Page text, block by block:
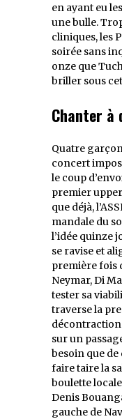
en ayant eu
une bulle.
cliniques, les
soirée sans
onze que
briller sous
Chanter à
Quatre
concert
le coup
premier
que déjà,
mandale du
l’idée quinze
se ravise et
première fois
Neymar, Di
tester sa
traverse la
décontraction
sur un
besoin que
faire taire la
boulette
Denis
gauche de